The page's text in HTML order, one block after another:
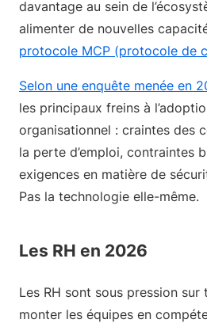
davantage au sein de
alimenter de nouvelles
protocole MCP (protocole de
Selon une enquête menée en
les principaux freins à
organisationnel : craintes des
la perte d’emploi, contraintes
exigences en matière de
Pas la technologie elle-même.
Les RH en 2026
Les RH sont sous pression
monter les équipes en